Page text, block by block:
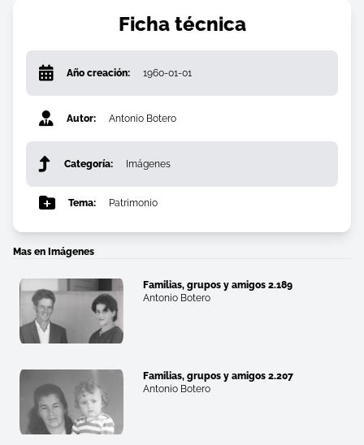
Ficha técnica
Año creación: 1960-01-01
Autor: Antonio Botero
Categoría: Imágenes
Tema: Patrimonio
Mas en Imágenes
Familias, grupos y amigos 2.189
Antonio Botero
Familias, grupos y amigos 2.207
Antonio Botero